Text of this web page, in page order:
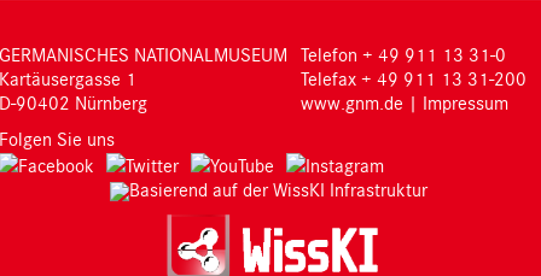
GERMANISCHES NATIONALMUSEUM
Kartäusergasse 1
D-90402 Nürnberg
Telefon + 49 911 13 31-0
Telefax + 49 911 13 31-200
www.gnm.de | Impressum
Folgen Sie uns
Basierend auf der WissKI Infrastruktur